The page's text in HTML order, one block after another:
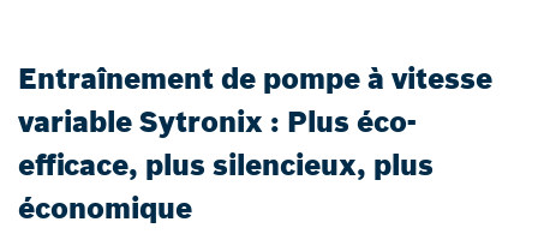
Entraînement de pompe à vitesse
variable Sytronix : Plus éco-
efficace, plus silencieux, plus
économique